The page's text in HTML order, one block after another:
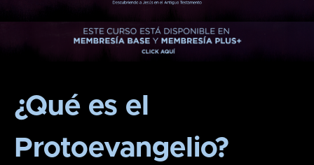
¿Qué es el
Protoevangelio?